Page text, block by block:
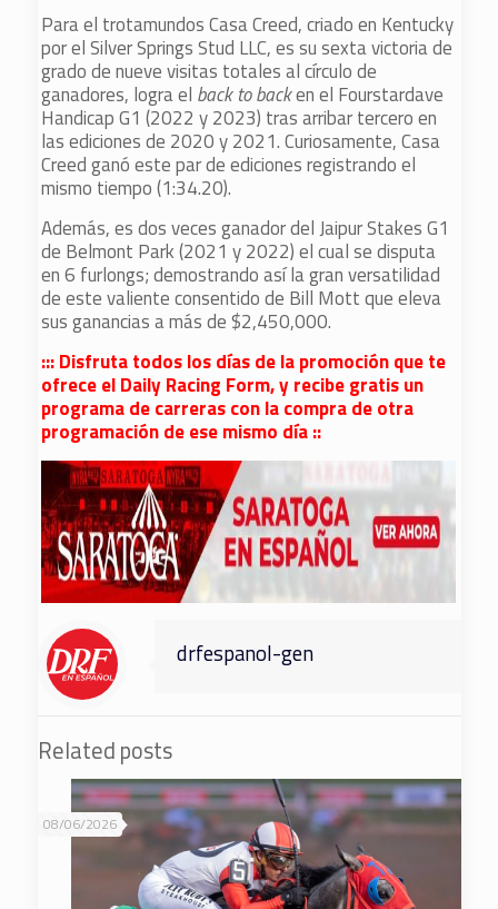
Para el trotamundos Casa Creed, criado en Kentucky
por el Silver Springs Stud LLC, es su sexta victoria de
grado de nueve visitas totales al círculo de
ganadores, logra el back to backen el Fourstardave
Handicap G1 (2022 y 2023) tras arribar tercero en
las ediciones de 2020 y 2021. Curiosamente, Casa
Creed ganó este par de ediciones registrando el
mismo tiempo (1:34.20).
Además, es dos veces ganador del Jaipur Stakes G1
de Belmont Park (2021 y 2022) el cual se disputa
en 6 furlongs; demostrando así la gran versatilidad
de este valiente consentido de Bill Mott que eleva
sus ganancias a más de $2,450,000.
::: Disfruta todos los días de la promoción que te
ofrece el Daily Racing Form, y recibe gratis un
programa de carreras con la compra de otra
programación de ese mismo día ::
drfespanol-gen
Related posts
08/06/2026